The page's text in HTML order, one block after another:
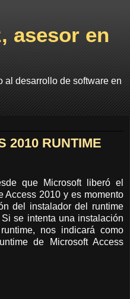
asesor en
al desarrollo de software en
2010 RUNTIME
que Microsoft liberó el
Access 2010 y es momento
del instalador del runtime
se intenta una instalación
nos indicará como
de Microsoft Access